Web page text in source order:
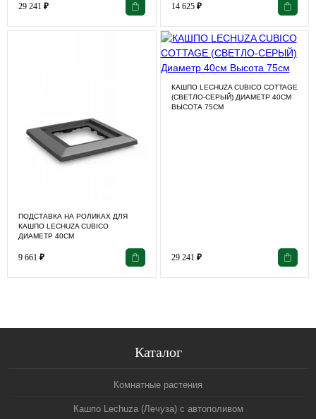
29 241 ₽ 14 625 ₽
ПОДСТАВКА НА РОЛИКАХ ДЛЯ
КАШПО LECHUZA CUBICO
ДИАМЕТР 40СМ
9 661 ₽
КАШПО LECHUZA CUBICO COTTAGE
(СВЕТЛО-СЕРЫЙ) ДИАМЕТР 40СМ
ВЫСОТА 75СМ
29 241 ₽
Каталог
Комнатные растения
Кашпо Lechuza (Лечуза) с автополивом